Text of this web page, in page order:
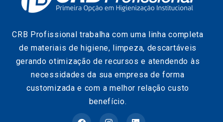
CRB Profissional trabalha com uma linha completa
de materiais de higiene, limpeza, descartáveis
gerando otimização de recursos e atendendo às
necessidades da sua empresa de forma
customizada e com a melhor relação custo
benefício.